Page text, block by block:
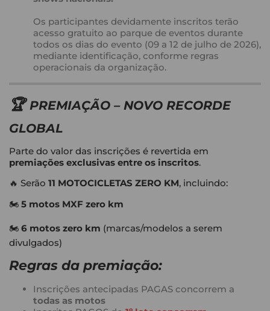
Os participantes devidamente inscritos terão
acesso gratuito ao parque de eventos durante
todos os dias do evento (09 a 12 de julho de 2026),
mediante identificação, conforme regras
operacionais da organização.
🏆PREMIAÇÃO – NOVO RECORDE
GLOBAL
Parte do valor das inscrições é revertida em
premiações exclusivas entre os inscritos.
🔥 Serão 11 MOTOCICLETAS ZERO KM, incluindo:
🏍️ 5 motos MXF zero km
🏍️ 6 motos zero km (marcas/modelos a serem
divulgados)
Regras da premiação:
Inscrições antecipadas PAGAS concorrem a
todas as motos